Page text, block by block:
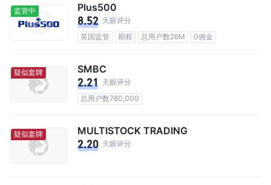
监管中 Plus500
8.52 天眼评分
英国监管
期权 总用户数26M 0佣金
疑似套牌 SMBC
2.21 天眼评分
总用户数780,000
疑似套牌 MULTISTOCK TRADING
2.20 天眼评分